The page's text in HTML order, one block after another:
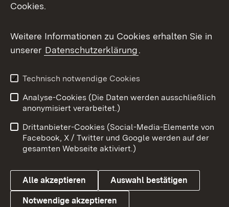
X / Twitter
Youtube
Impressum
Kontakt
Barrierefreiheit
Datenschutz
Cookies
Cookies.
Weitere Informationen zu Cookies erhalten Sie in
unserer Datenschutzerklärung.
Technisch notwendige Cookies
Analyse-Cookies (Die Daten werden ausschließlich
anonymisiert verarbeitet.)
Drittanbieter-Cookies (Social-Media-Elemente von
Facebook, X / Twitter und Google werden auf der
gesamten Webseite aktiviert.)
Alle akzeptieren Auswahl bestätigen
Notwendige akzeptieren